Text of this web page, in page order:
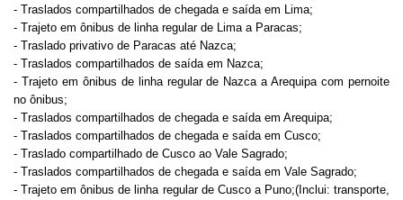
- Traslados compartilhados de chegada e saída em Lima;
- Trajeto em ônibus de linha regular de Lima a Paracas;
- Traslado privativo de Paracas até Nazca;
- Traslados compartilhados de saída em Nazca;
- Trajeto em ônibus de linha regular de Nazca a Arequipa com pernoite
no ônibus;
- Traslados compartilhados de chegada e saída em Arequipa;
- Traslados compartilhados de chegada e saída em Cusco;
- Traslado compartilhado de Cusco ao Vale Sagrado;
- Traslados compartilhados de chegada e saída em Vale Sagrado;
- Trajeto em ônibus de linha regular de Cusco a Puno;(Inclui: transporte,